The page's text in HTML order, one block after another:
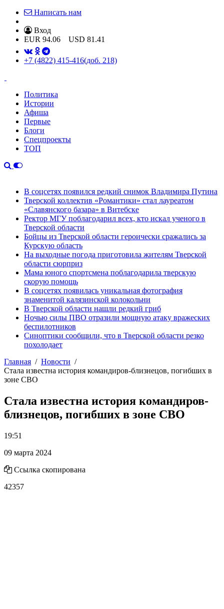
Написать нам
Вход
EUR 94.06 USD 81.41
+7 (4822) 415-416(доб. 218)
Политика
Истории
Афиша
Первые
Блоги
Спецпроекты
ТОП
В соцсетях появился редкий снимок Владимира Путина
Тверской коллектив «Романтики» стал лауреатом
«Славянского базара» в Витебске
Ректор МГУ поблагодарил всех, кто искал ученого в
Тверской области
Бойцы из Тверской области героически сражались за
Курскую область
На выходные погода приготовила жителям Тверской
области сюрприз
Мама юного спортсмена поблагодарила тверскую
скорую помощь
В соцсетях появилась уникальная фотография
знаменитой калязинской колокольни
В Тверской области нашли редкий гриб
Ночью силы ПВО отразили мощную атаку вражеских
беспилотников
Синоптики сообщили, что в Тверской области резко
похолодает
Главная
Новости
Стала известна история командиров-близнецов, погибших в
зоне СВО
Стала известна история командиров-
близнецов, погибших в зоне СВО
19:51
09 марта 2024
Ссылка скопирована
42357